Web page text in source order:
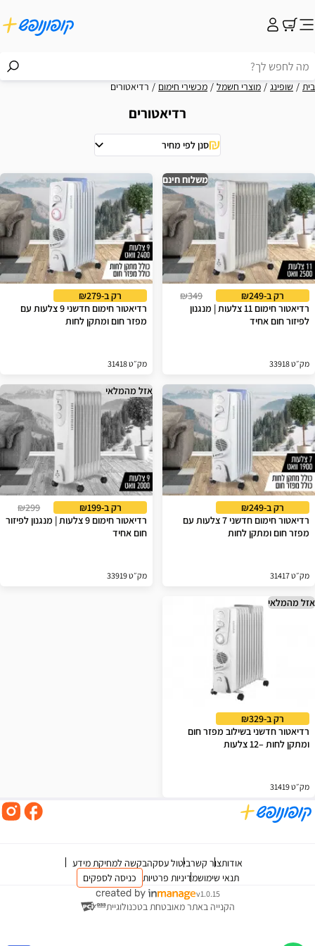
בית שופינג מוצרי חשמל מכשירי חימום רדיאטורים
רדיאטורים
סנן לפי מחיר
תוצאות משלוח חינם
רק ב-₪249
₪349
רדיאטור חימום 11 צלעות | מנגנון
לפיזור חום אחיד
מק״ט 33918
רק ב-₪279
רדיאטור חימום חדשני 9 צלעות עם
מפזר חום ומתקן לחות
מק״ט 31418
רק ב-₪249
רדיאטור חימום חדשני 7 צלעות עם
מפזר חום ומתקן לחות
מק״ט 31417
אזל מהמלאי
רק ב-₪199
₪299
רדיאטור חימום 9 צלעות | מנגנון לפיזור
חום אחיד
מק״ט 33919
אזל מהמלאי
רק ב-₪329
רדיאטור חדשני בשילוב מפזר חום
ומתקן לחות –12 צלעות
מק״ט 31419
אודותצור קשרביטול עסקהבקשה למחיקת מידע
תנאי שימושמדיניות פרטיות כניסה לספקים
v1.0.15
הקנייה באתר מאובטחת בטכנולוגיית